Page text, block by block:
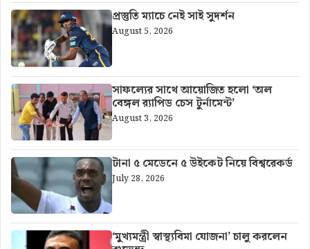
প্রস্তুতি ম্যাচে নেই সাই সুদর্শন
August 5, 2026
সাফল্যের সাথে আয়োজিত হলো ‘অল
বেঙ্গল র‍্যাপিড চেস টুর্নামেন্ট’
August 3, 2026
টানা ৫ মেডেনে ৫ উইকেট নিয়ে বিশ্বরেকর্ড
July 28, 2026
‘মুখ্যমন্ত্রী স্বাস্থ্যবিমা যোজনা’ চালু করলেন